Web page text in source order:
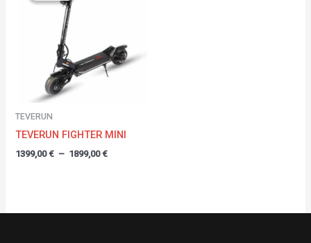
TEVERUN
TEVERUN FIGHTER MINI
1399,00€ – 1899,00€